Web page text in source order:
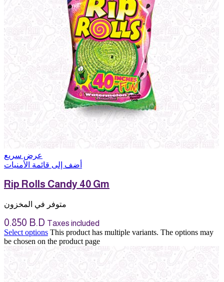
عرض سريع
أضف إلى قائمة الأمنيات
Rip Rolls Candy 40 Gm
متوفر في المخزون
0.850 B.D Taxes included
Select options This product has multiple variants. The options may
be chosen on the product page